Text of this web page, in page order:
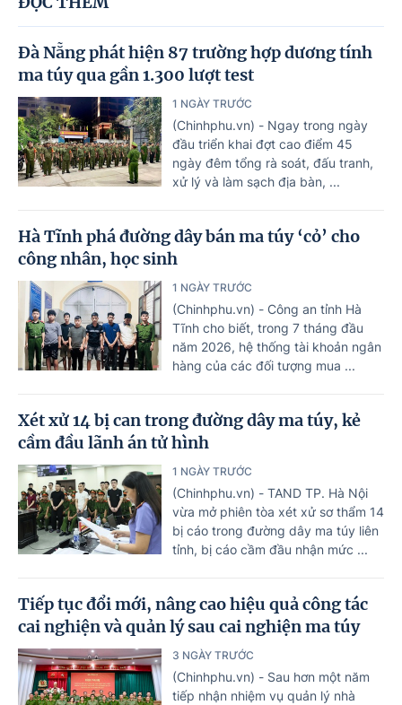
Đà Nẵng phát hiện 87 trường hợp dương tính
ma túy qua gần 1.300 lượt test
1 NGÀY TRƯỚC
(Chinhphu.vn) - Ngay trong ngày
đầu triển khai đợt cao điểm 45
ngày đêm tổng rà soát, đấu tranh,
xử lý và làm sạch địa bàn, ...
Hà Tĩnh phá đường dây bán ma túy ‘cỏ’ cho
công nhân, học sinh
1 NGÀY TRƯỚC
(Chinhphu.vn) - Công an tỉnh Hà
Tĩnh cho biết, trong 7 tháng đầu
năm 2026, hệ thống tài khoản ngân
hàng của các đối tượng mua ...
Xét xử 14 bị can trong đường dây ma túy, kẻ
cầm đầu lãnh án tử hình
1 NGÀY TRƯỚC
(Chinhphu.vn) - TAND TP. Hà Nội
vừa mở phiên tòa xét xử sơ thẩm 14
bị cáo trong đường dây ma túy liên
tỉnh, bị cáo cầm đầu nhận mức ...
Tiếp tục đổi mới, nâng cao hiệu quả công tác
cai nghiện và quản lý sau cai nghiện ma túy
3 NGÀY TRƯỚC
(Chinhphu.vn) - Sau hơn một năm
tiếp nhận nhiệm vụ quản lý nhà